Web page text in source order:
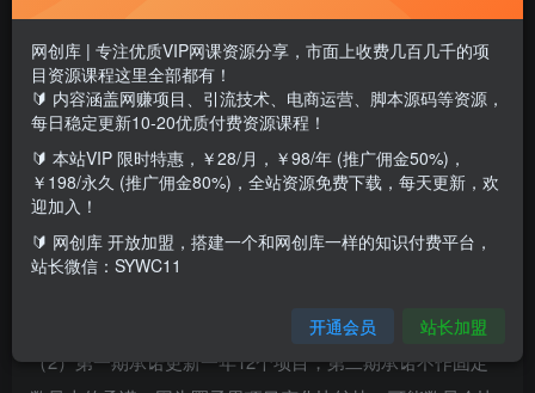
交付方面，两个方面的变化。
（1）第一期网创实战营的项目，在第二期变为会员课，所有
人都可以免费学习，目前已经更新的项目可以看文末的海
（2）第一期承诺更新一年12个项目，第二期承诺不作固定
网创库 | 专注优质VIP网课资源分享，市面上收费几百几千的项
目资源课程这里全部都有！
🔰 内容涵盖网赚项目、引流技术、电商运营、脚本源码等资源，
每日稳定更新10-20优质付费资源课程！
🔰 本站VIP 限时特惠，￥28/月，￥98/年 (推广佣金50%)，
￥198/永久 (推广佣金80%)，全站资源免费下载，每天更新，欢
迎加入！
🔰 网创库 开放加盟，搭建一个和网创库一样的知识付费平台，
站长微信：SYWC11
开通会员 站长加盟